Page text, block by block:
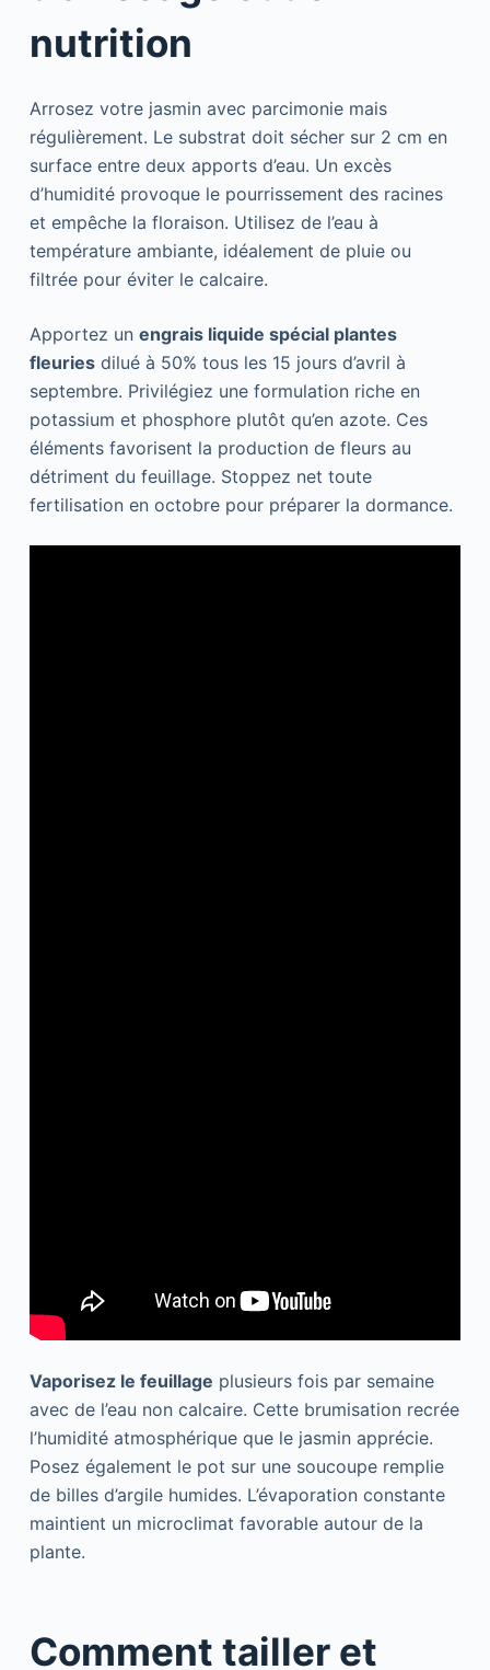
nutrition
Arrosez votre jasmin avec parcimonie mais
régulièrement. Le substrat doit sécher sur 2 cm en
surface entre deux apports d’eau. Un excès
d’humidité provoque le pourrissement des racines
et empêche la floraison. Utilisez de l’eau à
température ambiante, idéalement de pluie ou
filtrée pour éviter le calcaire.
Apportez un engrais liquide spécial plantes
fleuriesdilué à 50% tous les 15 jours d’avril à
septembre. Privilégiez une formulation riche en
potassium et phosphore plutôt qu’en azote. Ces
éléments favorisent la production de fleurs au
détriment du feuillage. Stoppez net toute
fertilisation en octobre pour préparer la dormance.
Vaporisez le feuillage plusieurs fois par semaine
avec de l’eau non calcaire. Cette brumisation recrée
l’humidité atmosphérique que le jasmin apprécie.
Posez également le pot sur une soucoupe remplie
de billes d’argile humides. L’évaporation constante
maintient un microclimat favorable autour de la
plante.
Comment tailler et